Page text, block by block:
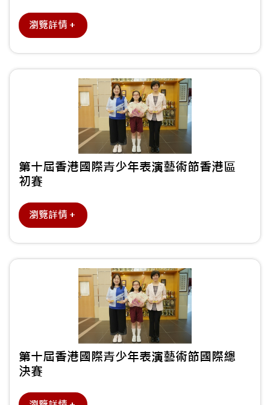
瀏覽詳情＋
第十屆香港國際青少年表演藝術節香港區
初賽
瀏覽詳情＋
第十屆香港國際青少年表演藝術節國際總
決賽